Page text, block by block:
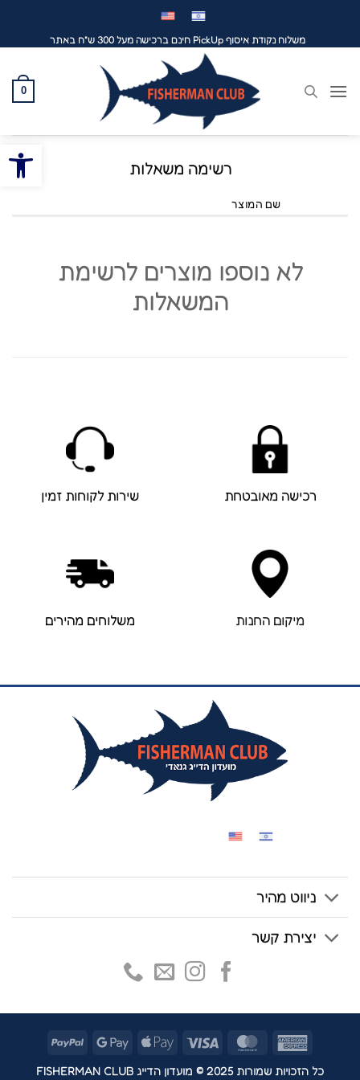
פתח
משלוח נקודת איסוף PickUp חינם ברכישה מעל 300 ש"ח באתר
0
רשימה משאלות
שם המוצר
לא נוספו מוצרים לרשימת
המשאלות
רכישה מאובטחת שירות לקוחות זמין
מיקום החנות משלוחים מהירים
ניווט מהיר
יצירת קשר
American
MasterCard
Visa
Apple
Google
PayPal
כל הזכויות שמורות 2025 © מועדון הדייג FISHERMAN CLUB